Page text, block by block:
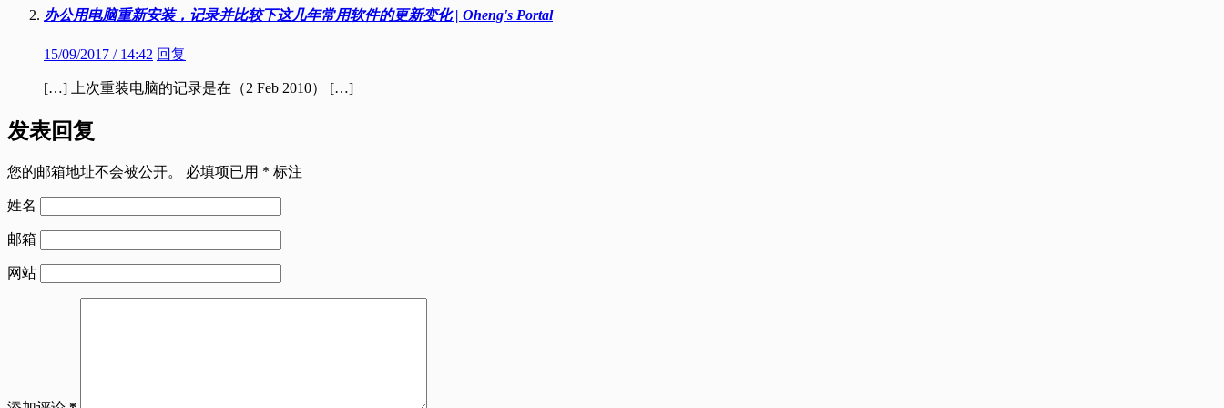
办公用电脑重新安装，记录并比较下这几年常用软件的更新变化 | Oheng's Portal
15/09/2017 / 14:42 回复
[…] 上次重装电脑的记录是在（2 Feb 2010） […]
发表回复
您的邮箱地址不会被公开。 必填项已用 * 标注
姓名
邮箱
网站